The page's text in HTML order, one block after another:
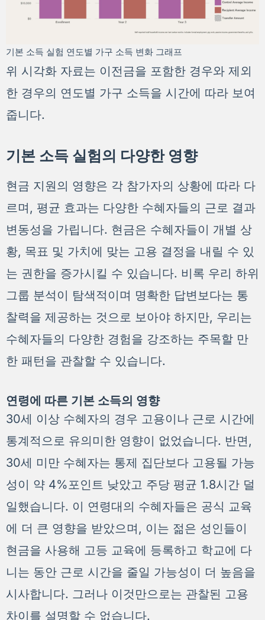
기본 소득 실험 연도별 가구 소득 변화 그래프
위 시각화 자료는 이전금을 포함한 경우와 제외
한 경우의 연도별 가구 소득을 시간에 따라 보여
줍니다.
기본 소득 실험의 다양한 영향
현금 지원의 영향은 각 참가자의 상황에 따라 다
르며, 평균 효과는 다양한 수혜자들의 근로 결과
변동성을 가립니다. 현금은 수혜자들이 개별 상
황, 목표 및 가치에 맞는 고용 결정을 내릴 수 있
는 권한을 증가시킬 수 있습니다. 비록 우리 하위
그룹 분석이 탐색적이며 명확한 답변보다는 통
찰력을 제공하는 것으로 보아야 하지만, 우리는
수혜자들의 다양한 경험을 강조하는 주목할 만
한 패턴을 관찰할 수 있습니다.
연령에 따른 기본 소득의 영향
30세 이상 수혜자의 경우 고용이나 근로 시간에
통계적으로 유의미한 영향이 없었습니다. 반면,
30세 미만 수혜자는 통제 집단보다 고용될 가능
성이 약 4%포인트 낮았고 주당 평균 1.8시간 덜
일했습니다. 이 연령대의 수혜자들은 공식 교육
에 더 큰 영향을 받았으며, 이는 젊은 성인들이
현금을 사용해 고등 교육에 등록하고 학교에 다
니는 동안 근로 시간을 줄일 가능성이 더 높음을
시사합니다. 그러나 이것만으로는 관찰된 고용
차이를 설명할 수 없습니다.